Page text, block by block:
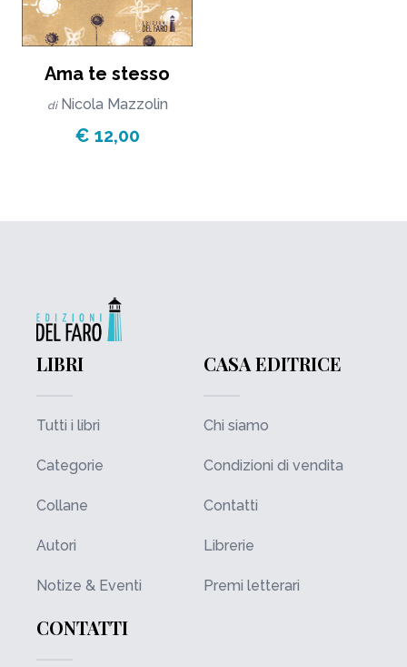
Ama te stesso
di Nicola Mazzolin
€ 12,00
LIBRI
Tutti i libri
Categorie
Collane
Autori
Notize & Eventi
CASA EDITRICE
Chi siamo
Condizioni di vendita
Contatti
Librerie
Premi letterari
CONTATTI